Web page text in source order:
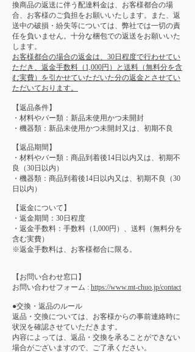
換商品の返送に伴う配達料金は、お客様都合の場
合、お客様のご負担をお願いいたします。また、返
送中の破損・紛失等については、弊社では一切の責
任を負いません。十分な梱包での返送をお願いいた
します。
お客様都合の場合の返金は、30日程度で行わせてい
ただき、返金手数料（1,000円）と送料（無料分を含
む実費）を引かせていただいた分の返金とさせてい
ただいております。
【返品条件】
・材料やバー類：新品未使用かつ未開封
・機器類：新品未使用かつ未開封又は、初期不良
【返品期間】
・材料やバー類：商品到着後14日以内又は、初期不
良（30日以内）
・機器類：商品到着後14日以内又は、初期不良（30
日以内）
【返金について】
・返金期間：30日程度
・返金手数料：手数料（1,000円）、送料（無料分を
含む実費）
※返金手数料は、お客様都合に限る。
【お問い合わせ窓口】
お問い合わせフォーム : https://www.mt-chuo.jp/contact
●交換・返品のルール
返品・交換については、お客様からの事前連絡時に
状況を確認させていただきます。
内容によっては、返品・交換を承ることができない
場合がございますので、ご了承ください。